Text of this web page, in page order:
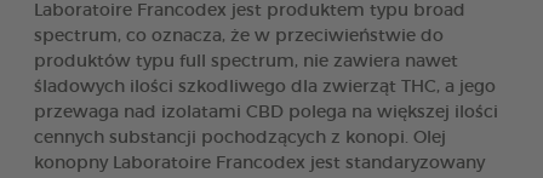
Laboratoire Francodex jest produktem typu broad
spectrum, co oznacza, że w przeciwieństwie do
produktów typu full spectrum, nie zawiera nawet
śladowych ilości szkodliwego dla zwierząt THC, a jego
przewaga nad izolatami CBD polega na większej ilości
cennych substancji pochodzących z konopi. Olej
konopny Laboratoire Francodex jest standaryzowany